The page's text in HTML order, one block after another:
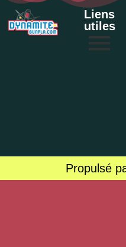
Liens
utiles
Propulsé